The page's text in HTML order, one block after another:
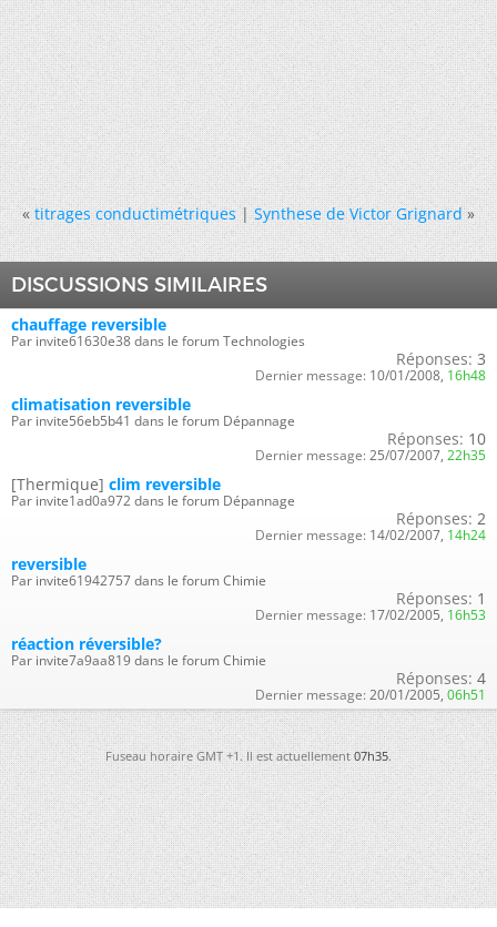
« titrages conductimétriques|Synthese de Victor Grignard »
DISCUSSIONS SIMILAIRES
chauffage reversible
Par invite61630e38 dans le forum Technologies
Réponses: 3
Dernier message: 10/01/2008, 16h48
climatisation reversible
Par invite56eb5b41 dans le forum Dépannage
Réponses: 10
Dernier message: 25/07/2007, 22h35
[Thermique] clim reversible
Par invite1ad0a972 dans le forum Dépannage
Réponses: 2
Dernier message: 14/02/2007, 14h24
reversible
Par invite61942757 dans le forum Chimie
Réponses: 1
Dernier message: 17/02/2005, 16h53
réaction réversible?
Par invite7a9aa819 dans le forum Chimie
Réponses: 4
Dernier message: 20/01/2005, 06h51
Fuseau horaire GMT +1. Il est actuellement07h35.